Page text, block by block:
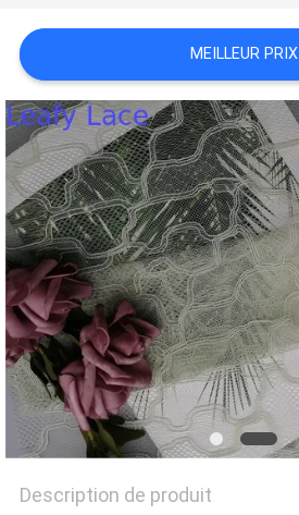
PLAN
DU
SITE
POLITIQUE
DE
CONFIDENTIALITÉ
MEILLEUR PRIX
Description de produit